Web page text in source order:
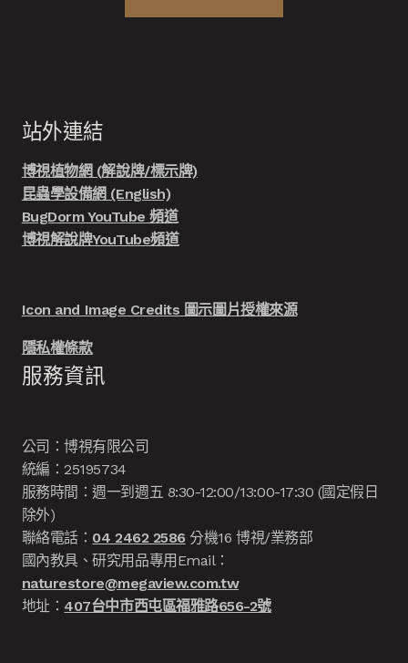
站外連結
博視植物網 (解說牌/標示牌)
昆蟲學設備網 (English)
BugDorm YouTube 頻道
博視解說牌YouTube頻道
Icon and Image Credits 圖示圖片授權來源
隱私權條款
服務資訊
公司：博視有限公司
統編：25195734
服務時間：週一到週五 8:30-12:00/13:00-17:30 (國定假日
除外)
聯絡電話： 04 2462 2586分機16 博視/業務部
國內教具、研究用品專用Email：
naturestore@megaview.com.tw
地址： 407台中市西屯區福雅路656-2號